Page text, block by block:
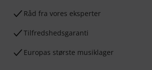
Råd fra vores eksperter
Tilfredshedsgaranti
Europas største musiklager